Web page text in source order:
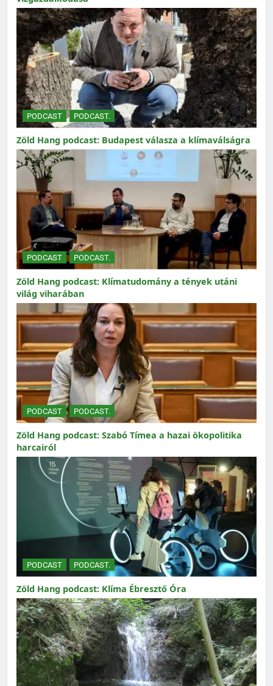
PODCAST PODCAST.
Zöld Hang podcast: Budapest válasza a klímaválságra
PODCAST PODCAST.
Zöld Hang podcast: Klímatudomány a tények utáni
világ viharában
PODCAST PODCAST.
Zöld Hang podcast: Szabó Tímea a hazai ökopolitika
harcairól
PODCAST PODCAST.
Zöld Hang podcast: Klíma Ébresztő Óra